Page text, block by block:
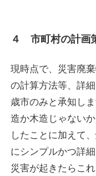
４ 市町村の計画
現時点で、災害廃
の計算方法等、詳
歳市のみと承知し
造か木造じゃない
したことに加えて
にシンプルかつ詳
災害が起きたらこ